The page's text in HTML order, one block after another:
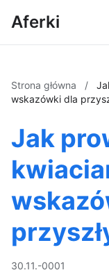
Aferki
Strona główna /
wskazówki dla
Jak
30.11.-0001